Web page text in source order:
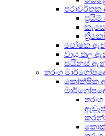
පෝෂක
වායු තල
සයිනස්
තරංග
කෝක්ෂික